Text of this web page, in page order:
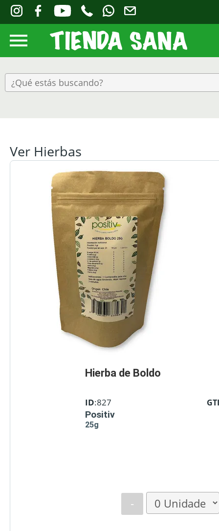
Ver Hierbas
Hierba de Boldo
ID:827
Positiv
25g
-